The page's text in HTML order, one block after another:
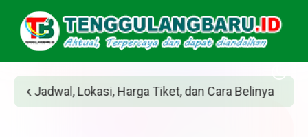
Tiket, dan Cara Belinya Siapakah